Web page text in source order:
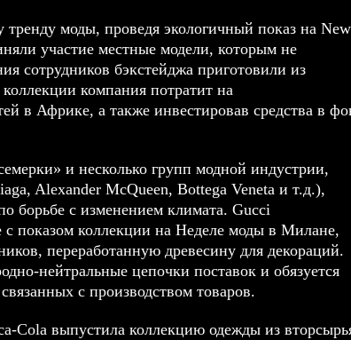
моды, проведя экологичный показ на New
участие местные модели, которым не
сотрудников бэкстейджа приготовили из
компания потратит на
в Африке, а также инвестировав средства в
и несколько групп модной индустрии,
Alexander McQueen, Bottega Veneta и т.д.),
борьбе с изменением климата. Gucci
с показом коллекции на Неделе моды в Милане,
переработанную древесину для декораций.
нейтральные цепочки поставок и обязуется
с производством товаров.
Cola выпустила коллекцию одежды из